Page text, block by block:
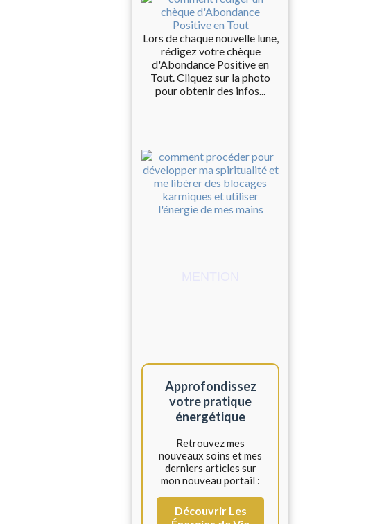
Lors de chaque nouvelle lune,
rédigez votre chèque
d'Abondance Positive en
Tout. Cliquez sur la photo
pour obtenir des infos...
Approfondissez
votre pratique
énergétique
Retrouvez mes
nouveaux soins et mes
derniers articles sur
mon nouveau portail :
Découvrir Les